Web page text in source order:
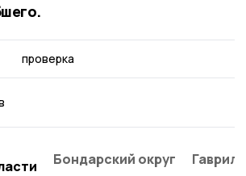
проверка
Бондарский округ